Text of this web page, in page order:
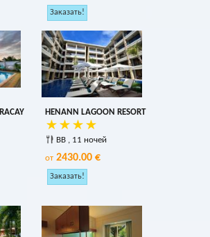
HENANN LAGOON RESORT
BB , 11 ночей
от 2430.00 €